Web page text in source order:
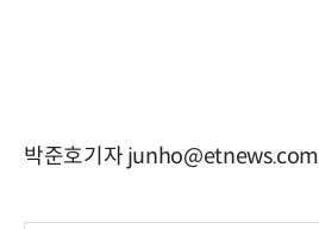
박준호기자 junho@etnews.com